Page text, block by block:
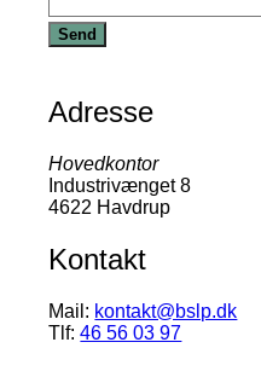
Adresse
Hovedkontor
Industrivænget 8
4622 Havdrup
Kontakt
Mail: kontakt@bslp.dk
Tlf:46 56 03 97